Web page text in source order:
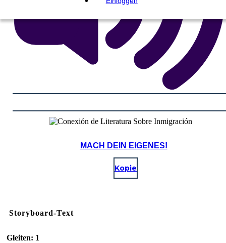
MACH DEIN EIGENES!
Kopie
Storyboard-Text
Gleiten: 1